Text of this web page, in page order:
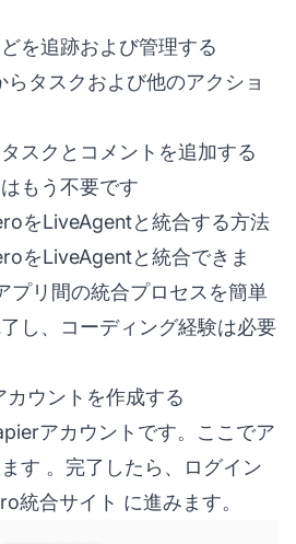
を追跡および管理する
らタスクおよび他のアクショ
スクとコメントを追加する
もう不要です
をLiveAgentと統合する方法
をLiveAgentと統合できま
プリ間の統合プロセスを簡単
し、コーディング経験は必要
カウントを作成する
アカウントです。 ここでア
す 。完了したら、ログイン
統合サイト に進みます。